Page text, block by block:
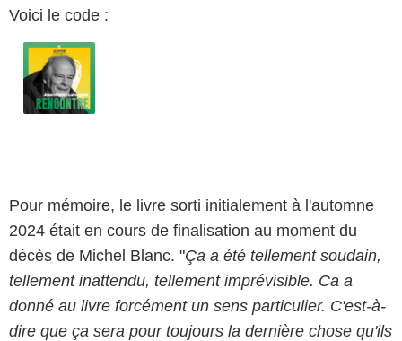
Voici le code :
Pour mémoire, le livre sorti initialement à l'automne
2024 était en cours de finalisation au moment du
décès de Michel Blanc. "Ça a été tellement soudain,
tellement inattendu, tellement imprévisible. Ca a
donné au livre forcément un sens particulier. C'est-à-
dire que ça sera pour toujours la dernière chose qu'ils